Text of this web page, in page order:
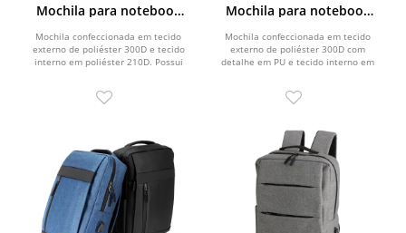
Mochila para notebook
Mochila confeccionada em tecido
externo de poliéster 300D e tecido
interno em poliéster 210D. Possui
Mochila para notebook
Mochila confeccionada em tecido
externo de poliéster 300D com
detalhe em PU e tecido interno em